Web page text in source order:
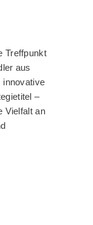
Treffpunkt
aus
innovative
–
Vielfalt an